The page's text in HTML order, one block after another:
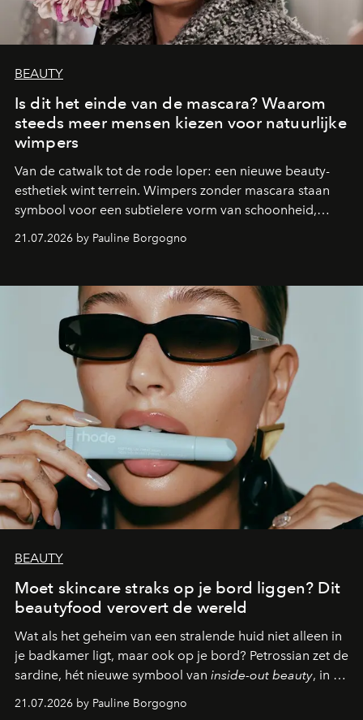
BEAUTY
Is dit het einde van de mascara? Waarom
steeds meer mensen kiezen voor natuurlijke
wimpers
Van de catwalk tot de rode loper: een nieuwe beauty-
esthetiek wint terrein. Wimpers zonder mascara staan
symbool voor een subtielere vorm van schoonheid,
waarin zelfvertrouwen belangrijker is dan een overvloed
aan make-up.
21.07.2026 by Pauline Borgogno
BEAUTY
Moet skincare straks op je bord liggen? Dit
beautyfood verovert de wereld
Wat als het geheim van een stralende huid niet alleen in
je badkamer ligt, maar ook op je bord? Petrossian zet de
sardine, hét nieuwe symbool van inside-out beauty, in de
kijker met twee gastronomische creaties.
21.07.2026 by Pauline Borgogno